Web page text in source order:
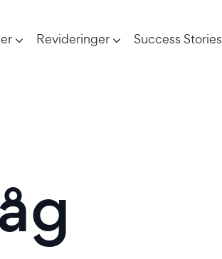
Revideringer Success Stories